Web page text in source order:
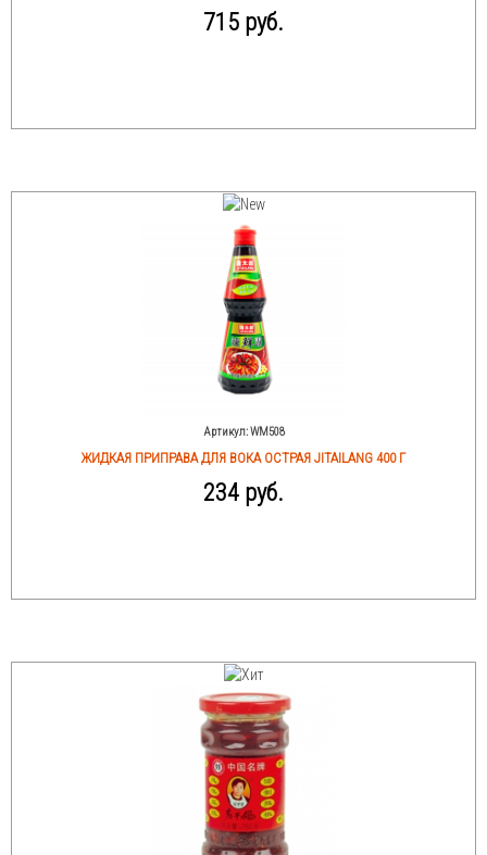
715 руб.
Артикул:WM508
ЖИДКАЯ ПРИПРАВА ДЛЯ ВОКА ОСТРАЯ JITAILANG 400 Г
234 руб.